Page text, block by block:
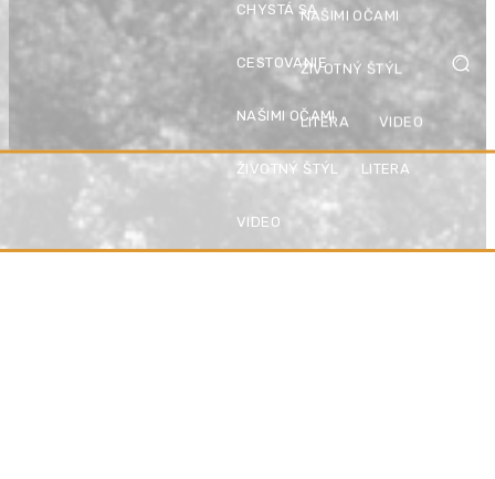
CHYSTÁ SA
CESTOVANIE
NAŠIMI OČAMI
ŽIVOTNÝ ŠTÝL LITERA
VIDEO
NAŠIMI OČAMI
ŽIVOTNÝ ŠTÝL
LITERA VIDEO